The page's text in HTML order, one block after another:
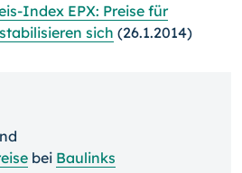
Index EPX: Preise für
sich (26.1.2014)
bei Baulinks